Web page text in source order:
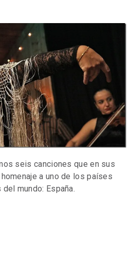
seis canciones que en sus
a uno de los países
mundo: España.